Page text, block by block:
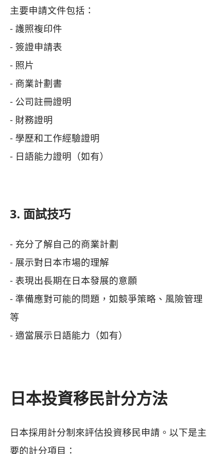
主要申請文件包括：
- 護照複印件
- 簽證申請表
- 照片
- 商業計劃書
- 公司註冊證明
- 財務證明
- 學歷和工作經驗證明
- 日語能力證明（如有）
3. 面試技巧
- 充分了解自己的商業計劃
- 展示對日本市場的理解
- 表現出長期在日本發展的意願
- 準備應對可能的問題，如競爭策略、風險管理
等
- 適當展示日語能力（如有）
日本投資移民計分方法
日本採用計分制來評估投資移民申請。以下是主
要的計分項目：